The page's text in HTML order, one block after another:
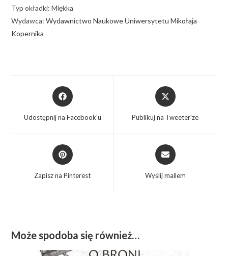
Typ okładki: Miękka
Wydawca:Wydawnictwo Naukowe Uniwersytetu Mikołaja
Kopernika
Udostępnij na Facebook'u Publikuj na Tweeter'ze
Zapisz na Pinterest Wyślij mailem
Może spodoba się również…